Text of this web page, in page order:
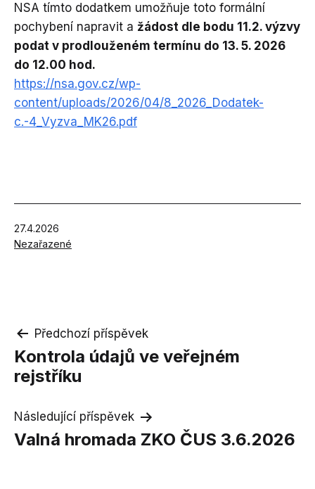
NSA tímto dodatkem umožňuje toto formální
pochybení napravit a žádost dle bodu 11.2. výzvy
podat v prodlouženém termínu do 13. 5. 2026
do 12.00 hod.
https://nsa.gov.cz/wp-
content/uploads/2026/04/8_2026_Dodatek-
c.-4_Vyzva_MK26.pdf
Publikováno
27.4.2026
V
Nezařazené
Navigace
pro
Předchozí příspěvek
Kontrola údajů ve veřejném
rejstříku
Následující příspěvek
Valná hromada ZKO ČUS 3.6.2026